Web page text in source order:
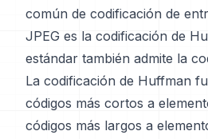
común de codificación de
JPEG es la codificación de
estándar también admite la
La codificación de Huffman
códigos más cortos a
códigos más largos a